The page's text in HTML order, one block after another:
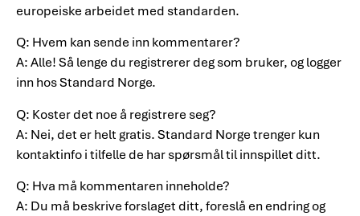
europeiske arbeidet med standarden.
Q: Hvem kan sende inn kommentarer?
A: Alle! Så lenge du registrerer deg som bruker, og logger
inn hos Standard Norge.
Q: Koster det noe å registrere seg?
A: Nei, det er helt gratis. Standard Norge trenger kun
kontaktinfo i tilfelle de har spørsmål til innspillet ditt.
Q: Hva må kommentaren inneholde?
A: Du må beskrive forslaget ditt, foreslå en endring og